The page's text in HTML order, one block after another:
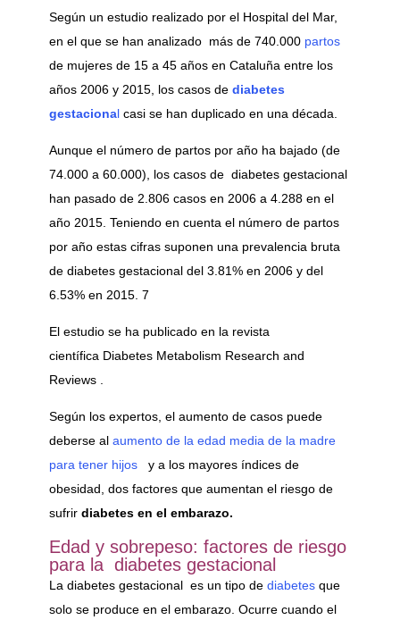
Según un estudio realizado por el Hospital del Mar,
en el que se han analizado más de 740.000 partos
de mujeres de 15 a 45 años en Cataluña entre los
años 2006 y 2015, los casos de diabetes
gestacionalcasi se han duplicado en una década.
Aunque el número de partos por año ha bajado (de
74.000 a 60.000), los casos de diabetes gestacional
han pasado de 2.806 casos en 2006 a 4.288 en el
año 2015. Teniendo en cuenta el número de partos
por año estas cifras suponen una prevalencia bruta
de diabetes gestacional del 3.81% en 2006 y del
6.53% en 2015. 7
El estudio se ha publicado en la revista
científica Diabetes Metabolism Research and
Reviews .
Según los expertos, el aumento de casos puede
deberse al aumento de la edad media de la madre
para tener hijosy a los mayores índices de
obesidad, dos factores que aumentan el riesgo de
sufrirdiabetes en el embarazo.
Edad y sobrepeso: factores de riesgo
para la diabetes gestacional
La diabetes gestacional es un tipo de diabetesque
solo se produce en el embarazo. Ocurre cuando el